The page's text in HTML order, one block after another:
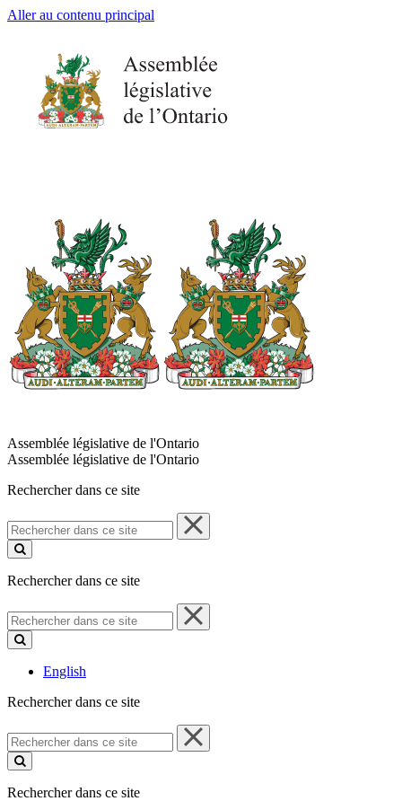
Aller au contenu principal
Assemblée législative de l'Ontario
Assemblée législative de l'Ontario
Rechercher dans ce site
Rechercher
dans
ce
Rechercher dans ce site
Rechercher
dans
ce
English
Rechercher dans ce site
Rechercher
dans
ce
Rechercher dans ce site